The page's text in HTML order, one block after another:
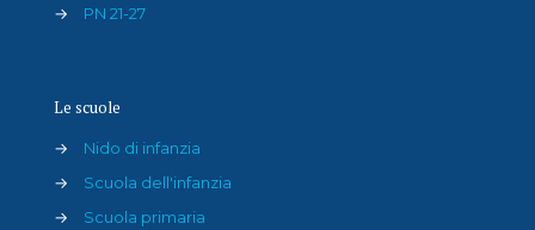
→
PN 21-27
Le scuole
→
Nido di infanzia
→
Scuola dell'infanzia
→
Scuola primaria